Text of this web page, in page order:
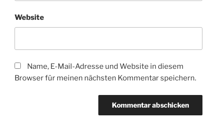
Website
Name, E-Mail-Adresse und Website in diesem
Browser für meinen nächsten Kommentar speichern.